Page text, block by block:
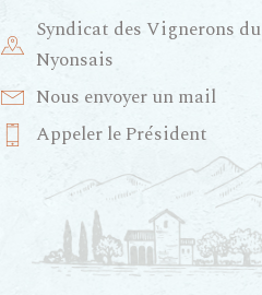
Syndicat des Vignerons du
Nyonsais
Nous envoyer un mail
Appeler le Président